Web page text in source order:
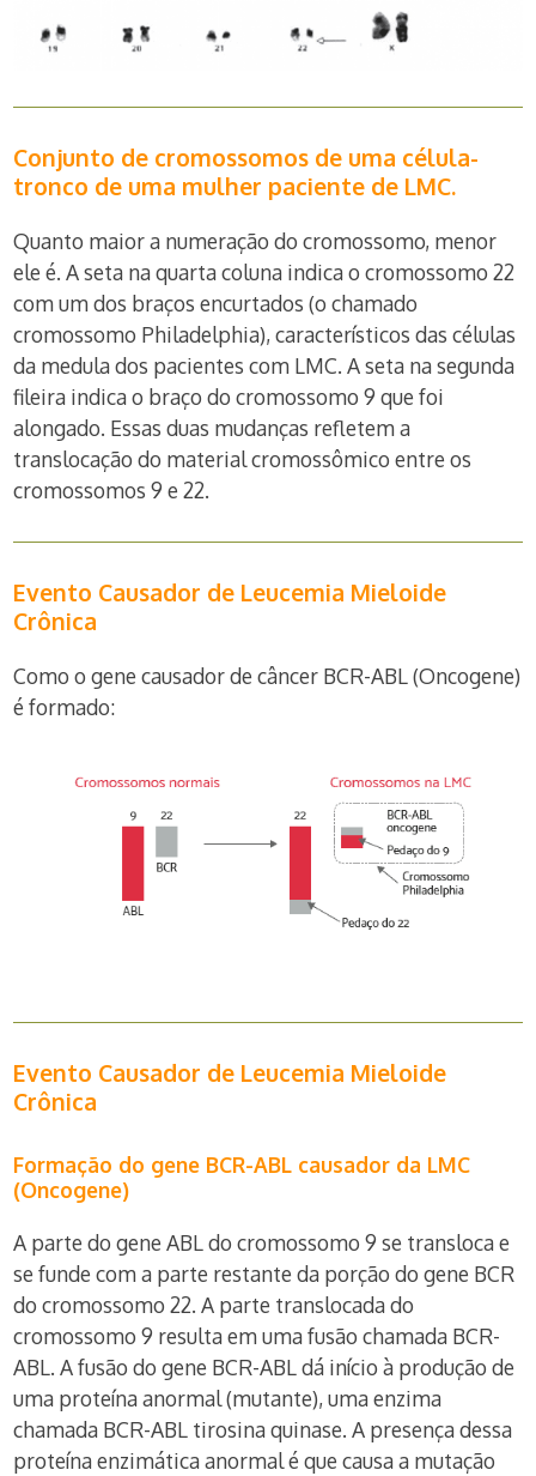
Conjunto de cromossomos de uma célula-
tronco de uma mulher paciente de LMC.
Quanto maior a numeração do cromossomo, menor
ele é. A seta na quarta coluna indica o cromossomo 22
com um dos braços encurtados (o chamado
cromossomo Philadelphia), característicos das células
da medula dos pacientes com LMC. A seta na segunda
fileira indica o braço do cromossomo 9 que foi
alongado. Essas duas mudanças refletem a
translocação do material cromossômico entre os
cromossomos 9 e 22.
Evento Causador de Leucemia Mieloide
Crônica
Como o gene causador de câncer BCR-ABL (Oncogene)
é formado:
Evento Causador de Leucemia Mieloide
Crônica
Formação do gene BCR-ABL causador da LMC
(Oncogene)
A parte do gene ABL do cromossomo 9 se transloca e
se funde com a parte restante da porção do gene BCR
do cromossomo 22. A parte translocada do
cromossomo 9 resulta em uma fusão chamada BCR-
ABL. A fusão do gene BCR-ABL dá início à produção de
uma proteína anormal (mutante), uma enzima
chamada BCR-ABL tirosina quinase. A presença dessa
proteína enzimática anormal é que causa a mutação